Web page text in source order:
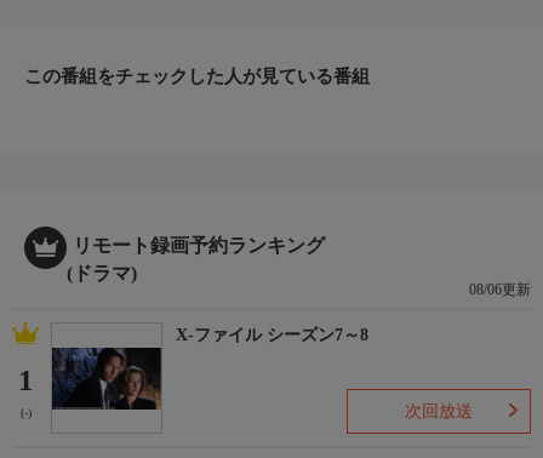
2004年初放送
この番組をチェックした人が見ている番組
リモート録画予約ランキング
(ドラマ)
08/06更新
1
(-)
X-ファイル シーズン7～8
次回放送